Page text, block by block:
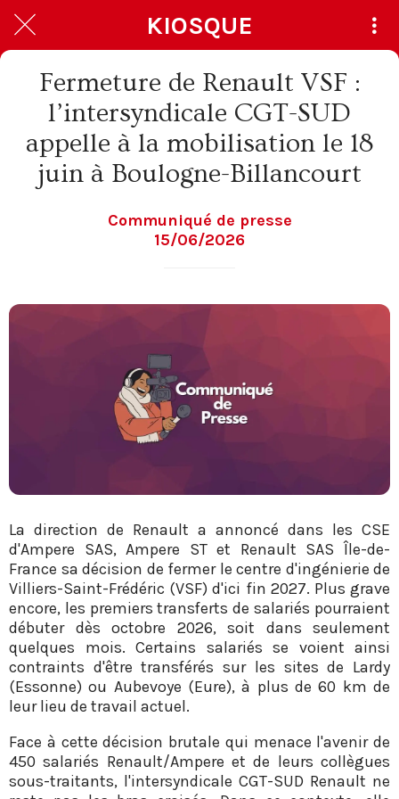
KIOSQUE
Fermeture de Renault VSF :
l’intersyndicale CGT-SUD
appelle à la mobilisation le 18
juin à Boulogne-Billancourt
Communiqué de presse
15/06/2026
La direction de Renault a annoncé dans les CSE
d'Ampere SAS, Ampere ST et Renault SAS Île-de-
France sa décision de fermer le centre d'ingénierie de
Villiers-Saint-Frédéric (VSF) d'ici fin 2027. Plus grave
encore, les premiers transferts de salariés pourraient
débuter dès octobre 2026, soit dans seulement
quelques mois. Certains salariés se voient ainsi
contraints d'être transférés sur les sites de Lardy
(Essonne) ou Aubevoye (Eure), à plus de 60 km de
leur lieu de travail actuel.
Face à cette décision brutale qui menace l'avenir de
450 salariés Renault/Ampere et de leurs collègues
sous-traitants, l'intersyndicale CGT-SUD Renault ne